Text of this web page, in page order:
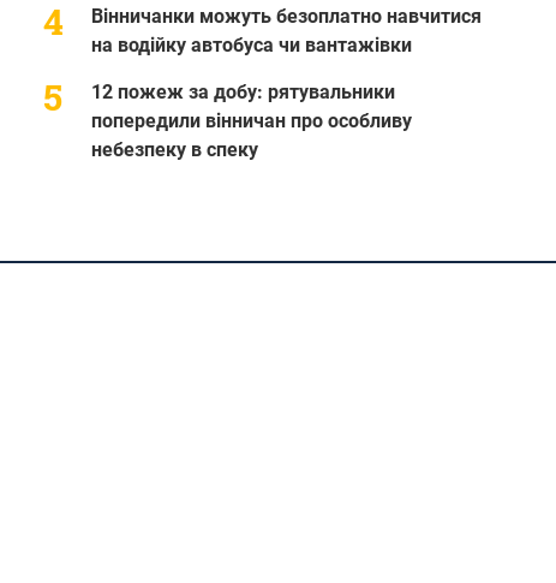
Вінничанки можуть безоплатно навчитися
на водійку автобуса чи вантажівки
12 пожеж за добу: рятувальники
попередили вінничан про особливу
небезпеку в спеку